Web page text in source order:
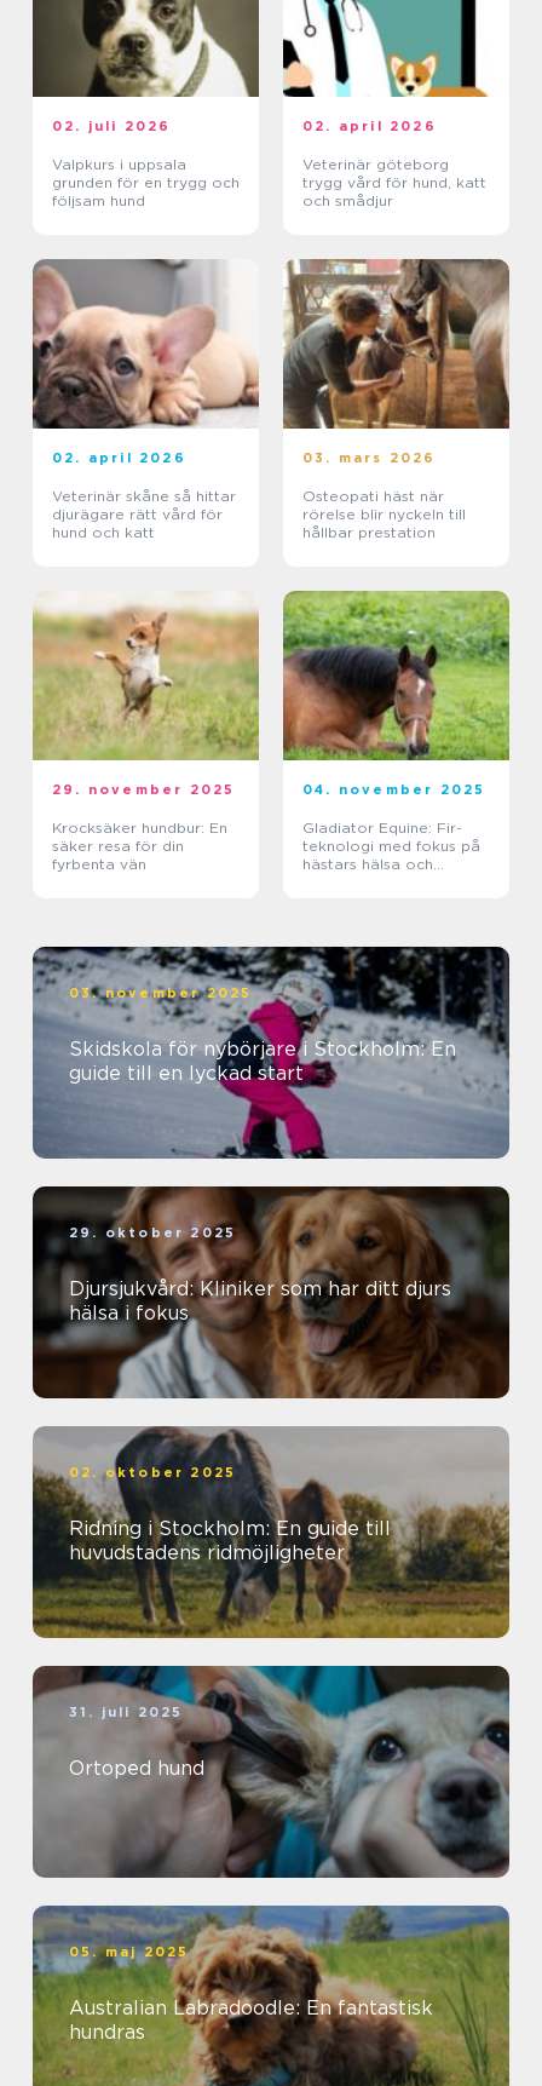
02. juli 2026
Valpkurs i uppsala
grunden för en trygg och
följsam hund
02. april 2026
Veterinär göteborg
trygg vård för hund, katt
och smådjur
02. april 2026
Veterinär skåne så hittar
djurägare rätt vård för
hund och katt
03. mars 2026
Osteopati häst när
rörelse blir nyckeln till
hållbar prestation
29. november 2025
Krocksäker hundbur: En
säker resa för din
fyrbenta vän
04. november 2025
Gladiator Equine: Fir-
teknologi med fokus på
hästars hälsa och
03. november 2025
Skidskola för nybörjare i Stockholm: En
guide till en lyckad start
29. oktober 2025
Djursjukvård: Kliniker som har ditt djurs
hälsa i fokus
02. oktober 2025
Ridning i Stockholm: En guide till
huvudstadens ridmöjligheter
31. juli 2025
Ortoped hund
05. maj 2025
Australian Labradoodle: En fantastisk
hundras